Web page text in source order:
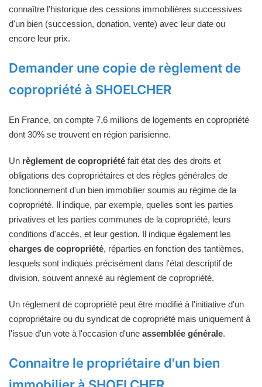
connaître l'historique des cessions immobilières successives
d'un bien (succession, donation, vente) avec leur date ou
encore leur prix.
Demander une copie de règlement de
copropriété à SHOELCHER
En France, on compte 7,6 millions de logements en copropriété
dont 30% se trouvent en région parisienne.
Un règlement de copropriété fait état des des droits et
obligations des copropriétaires et des règles générales de
fonctionnement d'un bien immobilier soumis au régime de la
copropriété. Il indique, par exemple, quelles sont les parties
privatives et les parties communes de la copropriété, leurs
conditions d'accès, et leur gestion. Il indique également les
charges de copropriété, réparties en fonction des tantièmes,
lesquels sont indiqués précisément dans l'état descriptif de
division, souvent annexé au règlement de copropriété.
Un règlement de copropriété peut être modifié à l'initiative d'un
copropriétaire ou du syndicat de copropriété mais uniquement à
l'issue d'un vote à l'occasion d'une assemblée générale.
Connaitre le propriétaire d'un bien